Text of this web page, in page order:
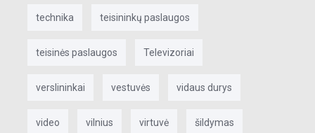
technika teisininkų paslaugos
teisinės paslaugos Televizoriai
verslininkai vestuvės vidaus durys
video vilnius virtuvė šildymas